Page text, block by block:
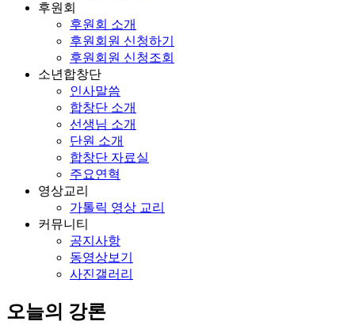
후원회
후원회 소개
후원회원 신청하기
후원회원 신청조회
소년합창단
인사말씀
합창단 소개
선생님 소개
단원 소개
합창단 자료실
주요연혁
영상교리
가톨릭 영상 교리
커뮤니티
공지사항
동영상보기
사진갤러리
오늘의 강론